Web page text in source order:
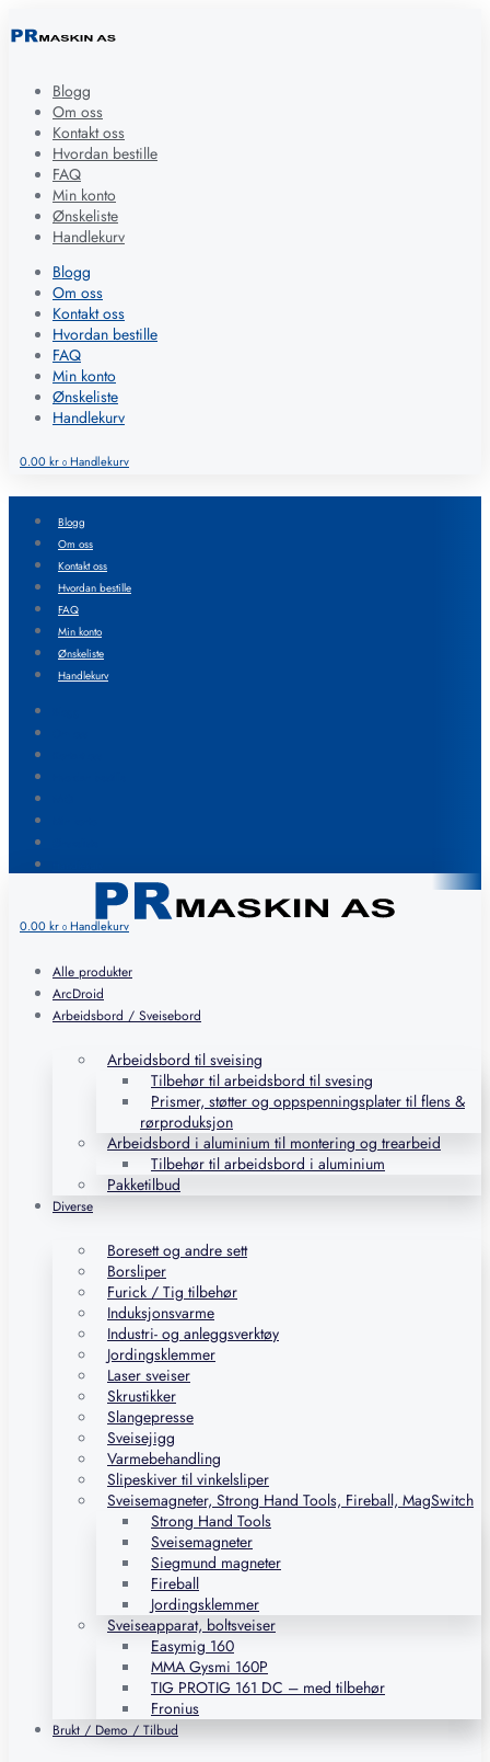
Blogg
Om oss
Kontakt oss
Hvordan bestille
FAQ
Min konto
Ønskeliste
Handlekurv
Blogg
Om oss
Kontakt oss
Hvordan bestille
FAQ
Min konto
Ønskeliste
Handlekurv
0.00kr 0 Handlekurv
Blogg
Om oss
Kontakt oss
Hvordan bestille
FAQ
Min konto
Ønskeliste
Handlekurv
0.00kr 0 Handlekurv
Alle produkter
ArcDroid
Arbeidsbord / Sveisebord
Arbeidsbord til sveising
Tilbehør til arbeidsbord til svesing
Prismer, støtter og oppspenningsplater til flens &
rørproduksjon
Arbeidsbord i aluminium til montering og trearbeid
Tilbehør til arbeidsbord i aluminium
Pakketilbud
Diverse
Boresett og andre sett
Borsliper
Furick / Tig tilbehør
Induksjonsvarme
Industri- og anleggsverktøy
Jordingsklemmer
Laser sveiser
Skrustikker
Slangepresse
Sveisejigg
Varmebehandling
Slipeskiver til vinkelsliper
Sveisemagneter, Strong Hand Tools, Fireball, MagSwitch
Strong Hand Tools
Sveisemagneter
Siegmund magneter
Fireball
Jordingsklemmer
Sveiseapparat, boltsveiser
Easymig 160
MMA Gysmi 160P
TIG PROTIG 161 DC – med tilbehør
Fronius
Brukt / Demo / Tilbud